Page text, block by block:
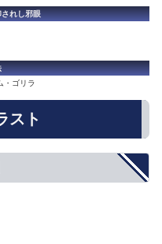
されし邪眼
・ゴリラ
スト